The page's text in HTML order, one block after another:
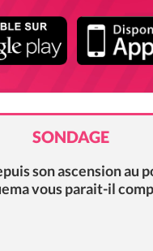
SONDAGE
son ascension au
vous parait-il